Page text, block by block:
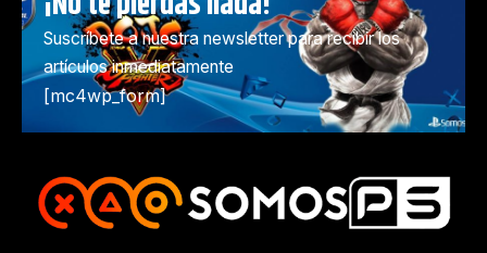
Suscríbete a nuestra newsletter para recibir los
artículos inmediatamente
[mc4wp_form]